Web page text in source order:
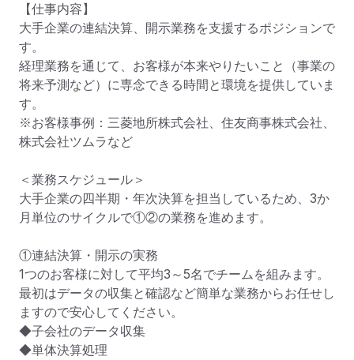
【仕事内容】
大手企業の連結決算、開示業務を支援するポジションで
す。
経理業務を通じて、お客様が本来やりたいこと（事業の
将来予測など）に専念できる時間と環境を提供していま
す。
※お客様事例：三菱地所株式会社、住友商事株式会社、
株式会社ツムラなど
＜業務スケジュール＞
大手企業の四半期・年次決算を担当しているため、3か
月単位のサイクルで①②の業務を進めます。
①連結決算・開示の実務
1つのお客様に対して平均3～5名でチームを組みます。
最初はデータの収集と確認など簡単な業務からお任せし
ますので安心してください。
◆子会社のデータ収集
◆単体決算処理